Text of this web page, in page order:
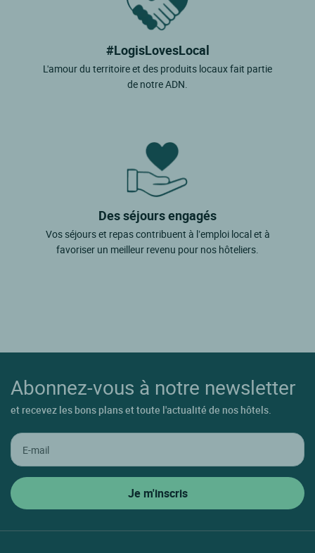
#LogisLovesLocal
L'amour du territoire et des produits locaux fait partie
de notre ADN.
Des séjours engagés
Vos séjours et repas contribuent à l’emploi local et à
favoriser un meilleur revenu pour nos hôteliers.
Abonnez-vous à notre newsletter
et recevez les bons plans et toute l'actualité de nos hôtels.